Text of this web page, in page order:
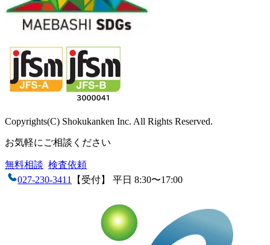
Copyrights(C) Shokukanken Inc. All Rights Reserved.
お気軽にご相談ください
無料相談 検査依頼
027-230-3411
【受付】 平日 8:30〜17:00